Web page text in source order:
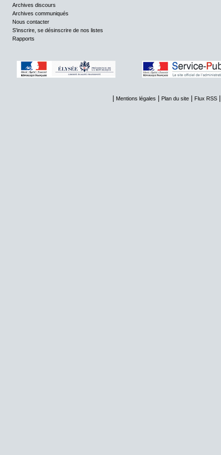
Archives discours
Archives communiqués
Nous contacter
S'inscrire, se désinscrire de nos listes
Rapports
Mentions légales Plan du site Flux RSS